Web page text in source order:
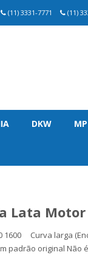
(11) 3331-7771 (11)
DKW
Lata
1600 Curva larga
padrão original Não